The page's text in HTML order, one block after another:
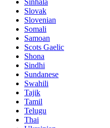
Slovak
Slovenian
Somali
Samoan
Scots Gaelic
Shona
Sindhi
Sundanese
Swahili
Tajik
Tamil
Telugu
Thai